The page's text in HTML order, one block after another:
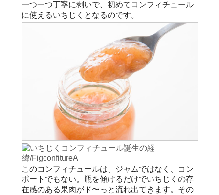
一つ一つ丁寧に剥いで、初めてコンフィチュール
に使えるいちじくとなるのです。
このコンフィチュールは、ジャムではなく、コン
ポートでもない。瓶を傾けるだけでいちじくの存
在感のある果肉がド〜っと流れ出てきます。その